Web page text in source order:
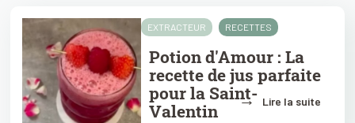
EXTRACTEUR RECETTES
Potion d'Amour : La
recette de jus parfaite
pour la Saint-
Valentin
→ Lire la suite